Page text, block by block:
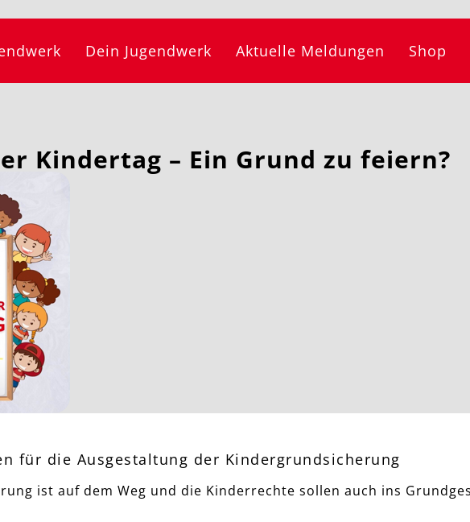
Dein Jugendwerk Aktuelle Meldungen Shop
Kindertag – Ein Grund zu feiern?
für die Ausgestaltung der Kindergrundsicherung
ist auf dem Weg und die Kinderrechte sollen auch ins